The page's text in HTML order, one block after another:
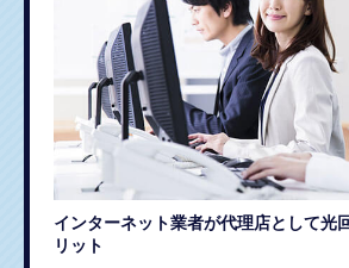
インターネット業者が代理店として光
リット